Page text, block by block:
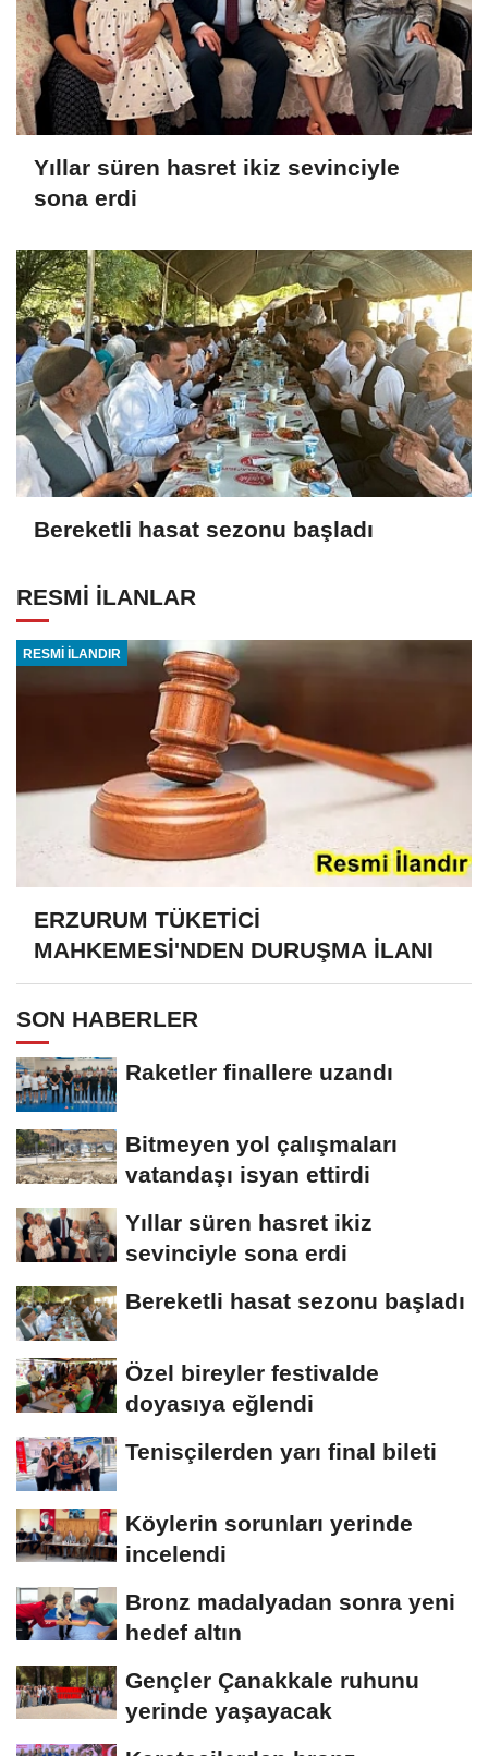
Yıllar süren hasret ikiz sevinciyle
sona erdi
Bereketli hasat sezonu başladı
RESMİ İLANLAR
RESMİ İLANDIR
ERZURUM TÜKETİCİ
MAHKEMESİ'NDEN DURUŞMA İLANI
SON HABERLER
Raketler finallere uzandı
Bitmeyen yol çalışmaları
vatandaşı isyan ettirdi
Yıllar süren hasret ikiz
sevinciyle sona erdi
Bereketli hasat sezonu başladı
Özel bireyler festivalde
doyasıya eğlendi
Tenisçilerden yarı final bileti
Köylerin sorunları yerinde
incelendi
Bronz madalyadan sonra yeni
hedef altın
Gençler Çanakkale ruhunu
yerinde yaşayacak